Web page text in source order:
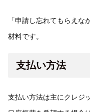
「申請し忘れてもらえ
材料です。
支払い方法
支払い方法は主にクレジ